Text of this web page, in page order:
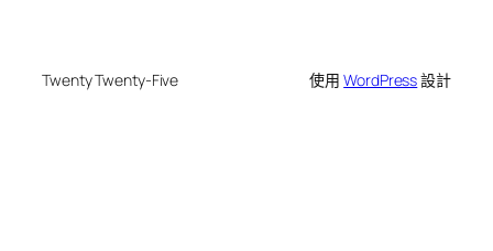
Twenty Twenty-Five 使用WordPress設計